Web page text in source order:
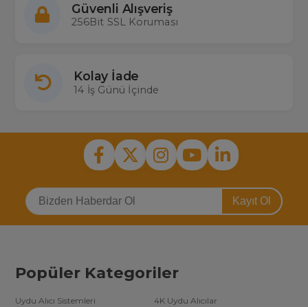
Güvenli Alışveriş
256Bit SSL Koruması
Kolay İade
14 İş Günü İçinde
Kayıt Ol
Popüler Kategoriler
Uydu Alıcı Sistemleri
4K Uydu Alıcılar